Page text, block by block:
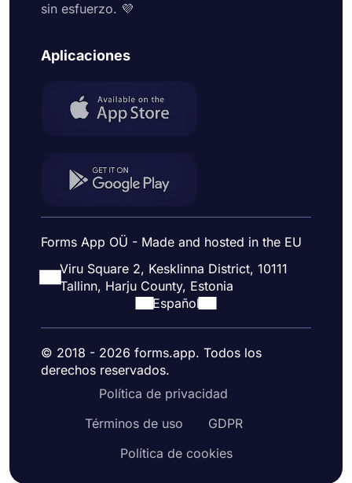
sin esfuerzo. 💜
Aplicaciones
Forms App OÜ - Made and hosted in the EU
Viru Square 2, Kesklinna District, 10111
Tallinn, Harju County, Estonia
Español
© 2018 - 2026 forms.app. Todos los
derechos reservados.
Política de privacidad
Términos de uso
GDPR
Política de cookies